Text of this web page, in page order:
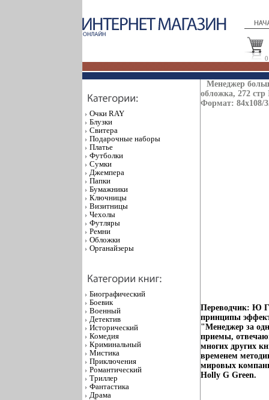
0
Очки RAY
Блузки
Свитера
Подарочные наборы
Платье
Футболки
Сумки
Джемпера
Папки
Бумажники
Ключницы
Визитницы
Чехолы
Футляры
Ремни
Обложки
Органайзеры
Биографический
Боевик
Военный
Детектив
Исторический
Комедия
Криминальный
Мистика
Приключения
Романтический
Триллер
Фантастика
Драма
Менеджер
обложка, 272 стр
Формат: 84x108/
Переводчик: Ю
принципы
"Менеджер за
приемы,
многих других
временем
мировых
Holly G Green.